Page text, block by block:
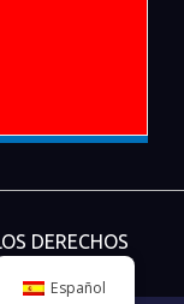
DERECHOS
Español